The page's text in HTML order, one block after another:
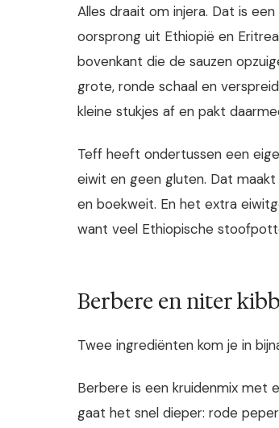
Alles draait om injera. Dat is
oorsprong uit Ethiopië en
bovenkant die de sauzen
grote, ronde schaal en
kleine stukjes af en pakt
Teff heeft ondertussen een
eiwit en geen gluten. Dat
en boekweit. En het extra
want veel Ethiopische
Berbere en niter
Twee ingrediënten kom je in
Berbere is een kruidenmix met
gaat het snel dieper: rode